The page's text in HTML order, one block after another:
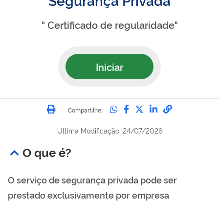
" Certificado de regularidade"
Iniciar
Imprimir
Compartilhe: Compartilhe no
Compartilhe no
Compartilhe no
Compartilhe
Última Modificação: 24/07/2026
O que é?
O serviço de segurança privada pode ser
prestado exclusivamente por empresa